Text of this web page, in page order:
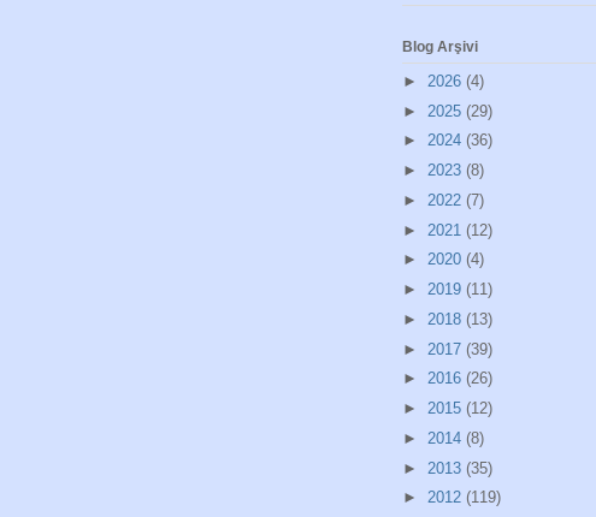
Blog Arşivi
► 2026 (4)
► 2025 (29)
► 2024 (36)
► 2023 (8)
► 2022 (7)
► 2021 (12)
► 2020 (4)
► 2019 (11)
► 2018 (13)
► 2017 (39)
► 2016 (26)
► 2015 (12)
► 2014 (8)
► 2013 (35)
► 2012 (119)